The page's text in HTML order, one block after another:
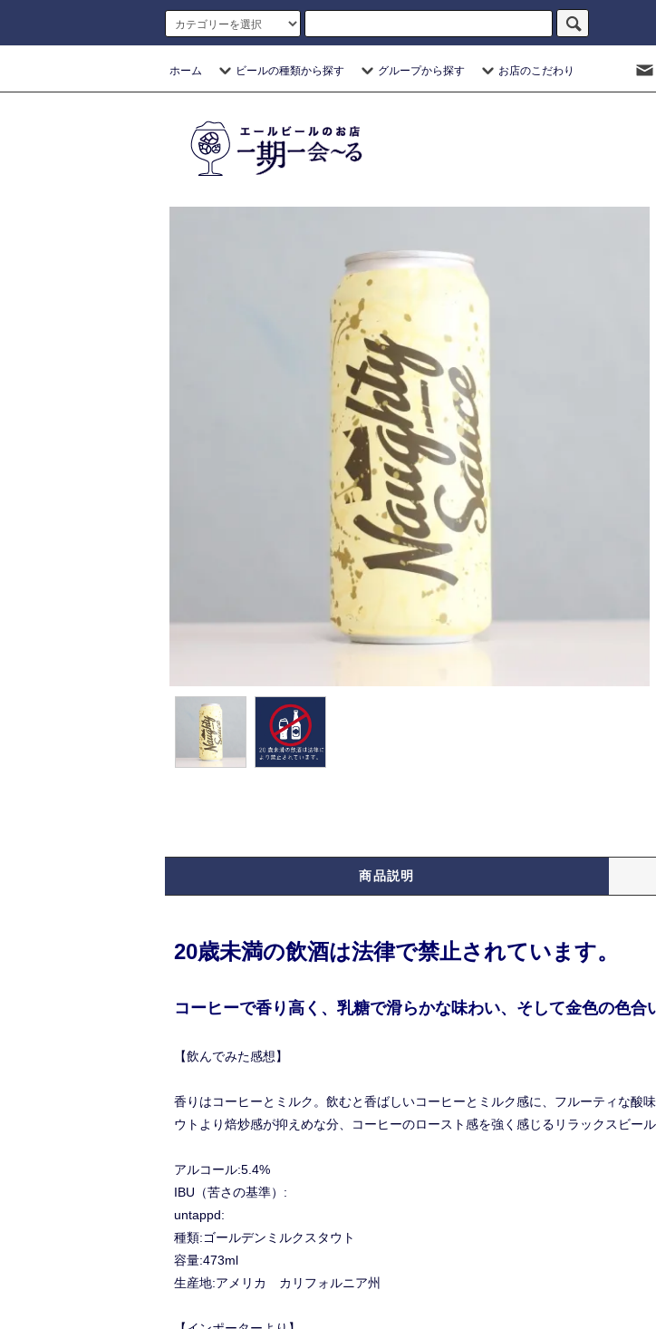
ホーム ビールの種類から探す グループから探す お店のこだわり
商品説明
20歳未満の飲酒は法律で禁止されています。
コーヒーで香り高く、乳糖で滑らかな味わい、そして金色の色合
【飲んでみた感想】
香りはコーヒーとミルク。飲むと香ばしいコーヒーとミルク感に、フルーティな酸
ウトより焙炒感が抑えめな分、コーヒーのロースト感を強く感じるリラックスビール
アルコール:5.4%
IBU（苦さの基準）:
untappd:
種類:ゴールデンミルクスタウト
容量:473ml
生産地:アメリカ カリフォルニア州